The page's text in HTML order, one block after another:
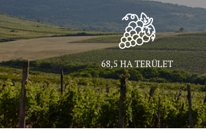
68,5 HA TERÜLET